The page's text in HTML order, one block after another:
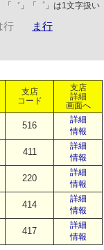
゛」「゜」は1文字扱い
行
ま行
支店
コード
支店
詳細
画面へ
516
詳細
情報
411
詳細
情報
220
詳細
情報
414
詳細
情報
417
詳細
情報